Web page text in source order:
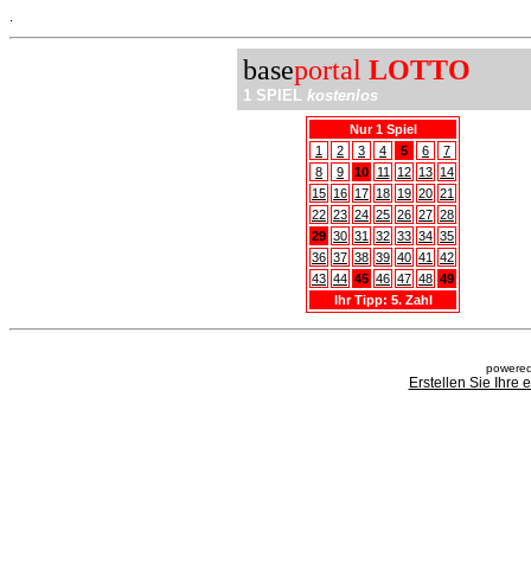
baseportal LOTTO
1 SPIEL kostenlos
Nur 1 Spiel
1
2 3 4 5 6
7
8
9 10 11 12 13 14
15 16 17 18 19 20 21
22 23 24 25 26 27 28
29 30 31 32 33 34 35
36 37 38 39 40 41
42
43 44 45 46 47 48 49
Ihr Tipp: 5. Zahl
Erstellen Sie Ihre